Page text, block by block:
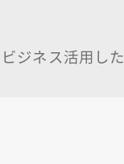
ジネス活用し